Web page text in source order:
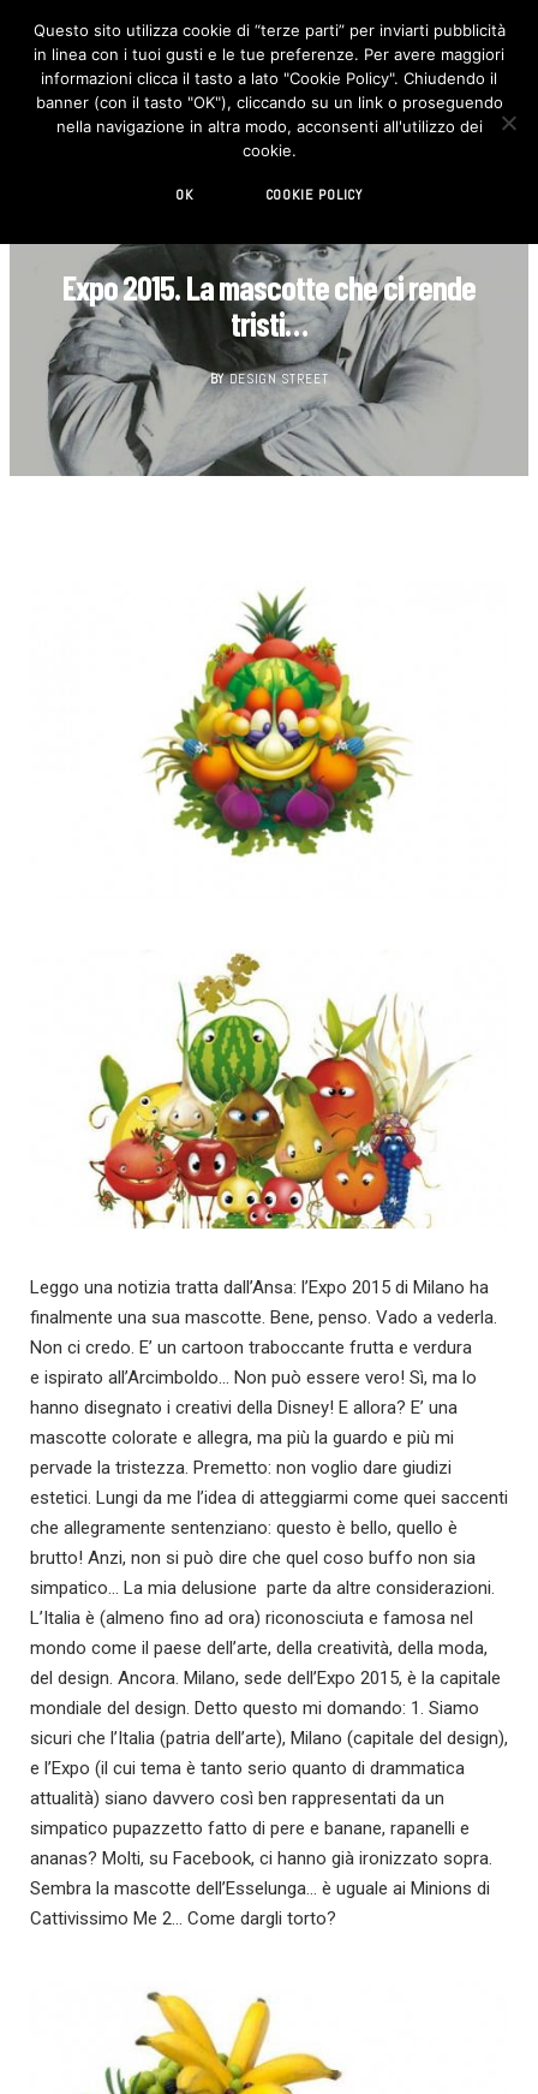
F
c
e
b
o
I
n
s
t
Expo 2015. La mascotte che ci rende
tristi…
BY DESIGN STREET
Leggo una notizia tratta dall’Ansa: l’Expo 2015 di Milano ha
finalmente una sua mascotte. Bene, penso. Vado a vederla.
Non ci credo. E’ un cartoon traboccante frutta e verdura
e ispirato all’Arcimboldo… Non può essere vero! Sì, ma lo
hanno disegnato i creativi della Disney! E allora? E’ una
mascotte colorate e allegra, ma più la guardo e più mi
pervade la tristezza. Premetto: non voglio dare giudizi
estetici. Lungi da me l’idea di atteggiarmi come quei saccenti
che allegramente sentenziano: questo è bello, quello è
brutto! Anzi, non si può dire che quel coso buffo non sia
simpatico… La mia delusione parte da altre considerazioni.
L’Italia è (almeno fino ad ora) riconosciuta e famosa nel
mondo come il paese dell’arte, della creatività, della moda,
del design. Ancora. Milano, sede dell’Expo 2015, è la capitale
mondiale del design. Detto questo mi domando: 1. Siamo
sicuri che l’Italia (patria dell’arte), Milano (capitale del design),
e l’Expo (il cui tema è tanto serio quanto di drammatica
attualità) siano davvero così ben rappresentati da un
simpatico pupazzetto fatto di pere e banane, rapanelli e
ananas? Molti, su Facebook, ci hanno già ironizzato sopra.
Sembra la mascotte dell’Esselunga… è uguale ai Minions di
Cattivissimo Me 2… Come dargli torto?
Questo sito utilizza cookie di “terze parti” per inviarti pubblicità
in linea con i tuoi gusti e le tue preferenze. Per avere maggiori
informazioni clicca il tasto a lato "Cookie Policy". Chiudendo il
banner (con il tasto "OK"), cliccando su un link o proseguendo
nella navigazione in altra modo, acconsenti all'utilizzo dei
cookie.
OK COOKIE POLICY